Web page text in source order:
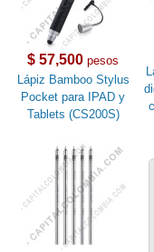
$ 57,500 pesos
Lápiz Bamboo Stylus
Pocket para IPAD y
Tablets (CS200S)